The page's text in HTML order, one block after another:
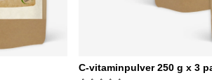
C-vitaminpulver 250 g x 3